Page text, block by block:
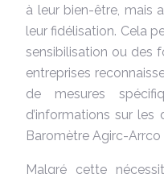
à leur bien-être, mais
leur fidélisation. Cela
sensibilisation ou des
entreprises
de mesures
d’informations sur les
Baromètre Agirc-Arrco
Malgré cette